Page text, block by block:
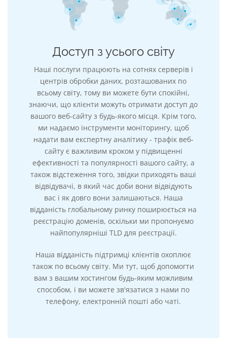
Доступ з усього світу
Наші послуги працюють на сотнях серверів і
центрів обробки даних, розташованих по
всьому світу, тому ви можете бути спокійні,
знаючи, що клієнти можуть отримати доступ до
вашого веб-сайту з будь-якого місця. Крім того,
ми надаємо інструменти моніторингу, щоб
надати вам експертну аналітику - трафік веб-
сайту є важливим кроком у підвищенні
ефективності та популярності вашого сайту, а
також відстеження того, звідки приходять ваші
відвідувачі, в який час доби вони відвідують
вас і як довго вони залишаються. Наша
відданість глобальному ринку поширюється на
реєстрацію доменів, оскільки ми пропонуємо
найпопулярніші TLD для реєстрації.
Наша відданість підтримці клієнтів охоплює
також по всьому світу. Ми тут, щоб допомогти
вам з вашим хостингом будь-яким можливим
способом, і ви можете зв'язатися з нами по
телефону, електронній пошті або чаті.